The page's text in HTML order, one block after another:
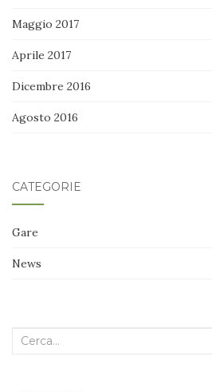
Maggio 2017
Aprile 2017
Dicembre 2016
Agosto 2016
CATEGORIE
Gare
News
Cerca